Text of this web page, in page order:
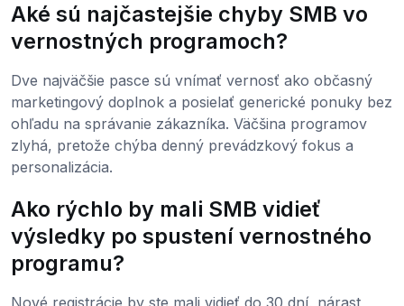
Aké sú najčastejšie chyby SMB vo
vernostných programoch?
Dve najväčšie pasce sú vnímať vernosť ako občasný
marketingový doplnok a posielať generické ponuky bez
ohľadu na správanie zákazníka. Väčšina programov
zlyhá, pretože chýba denný prevádzkový fokus a
personalizácia.
Ako rýchlo by mali SMB vidieť
výsledky po spustení vernostného
programu?
Nové registrácie by ste mali vidieť do 30 dní, nárast